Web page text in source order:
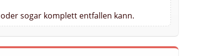
sogar komplett entfallen kann.